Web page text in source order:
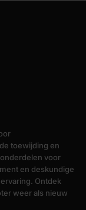
toewijding en
voor
en deskundige
Ontdek
weer als nieuw